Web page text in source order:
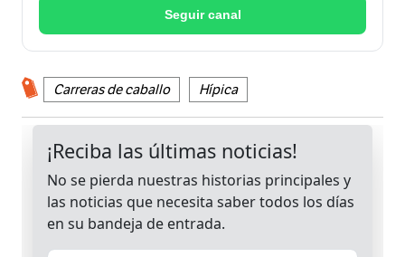
Seguir canal
Carreras de caballo Hípica